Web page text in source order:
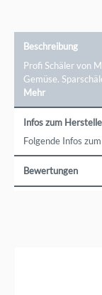
Beschreibung
Profi Schäler von
Gemüse.
Mehr
Infos zum
Folgende Infos
Bewertungen
Produktgalerie